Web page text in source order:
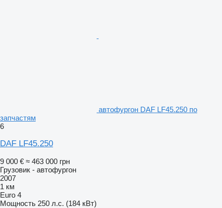
автофургон DAF LF45.250 по
запчастям
6
DAF LF45.250
9 000 € ≈ 463 000 грн
Грузовик - автофургон
2007
1 км
Euro 4
Мощность 250 л.с. (184 кВт)